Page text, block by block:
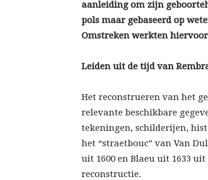
aanleiding om zijn
pols maar gebaseerd op
Omstreken werkten
Leiden uit de tijd van
Het reconstrueren van het
relevante beschikbare
tekeningen, schilderijen,
het “straetbouc” van Van
uit 1600 en Blaeu uit 1633
reconstructie.